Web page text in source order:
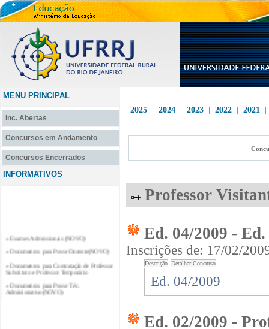
MENU PRINCIPAL
Inc. Abertas
Concursos em Andamento
Concursos Encerrados
INFORMATIVOS
Substituto e Professor Temporário
Administrativo(NOVO)
2025 2024 2023 2022 2021
Professor
Ed. 04/2009 -
Inscrições de: 17/02/
Ed. 04/2009
Ed. 02/2009 -